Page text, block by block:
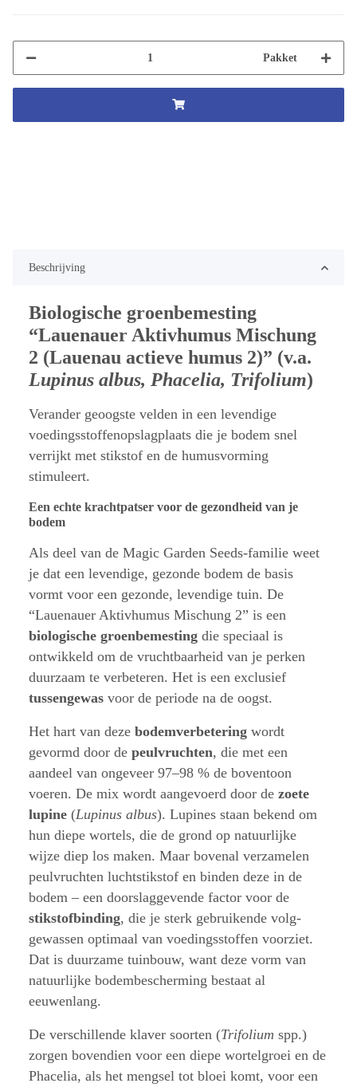
Pakket
Beschrijving
Biologische groenbemesting
“Lauenauer Aktivhumus Mischung
2 (Lauenau actieve humus 2)” (v.a.
Lupinus albus, Phacelia, Trifolium)
Verander geoogste velden in een levendige
voedingsstoffenopslagplaats die je bodem snel
verrijkt met stikstof en de humusvorming
stimuleert.
Een echte krachtpatser voor de gezondheid van je
bodem
Als deel van de Magic Garden Seeds-familie weet
je dat een levendige, gezonde bodem de basis
vormt voor een gezonde, levendige tuin. De
“Lauenauer Aktivhumus Mischung 2” is een
biologische groenbemesting die speciaal is
ontwikkeld om de vruchtbaarheid van je perken
duurzaam te verbeteren. Het is een exclusief
tussengewas voor de periode na de oogst.
Het hart van deze bodemverbetering wordt
gevormd door de peulvruchten, die met een
aandeel van ongeveer 97–98 % de boventoon
voeren. De mix wordt aangevoerd door de zoete
lupine (Lupinus albus). Lupines staan bekend om
hun diepe wortels, die de grond op natuurlijke
wijze diep los maken. Maar bovenal verzamelen
peulvruchten luchtstikstof en binden deze in de
bodem – een doorslaggevende factor voor de
stikstofbinding, die je sterk gebruikende volg-
gewassen optimaal van voedingsstoffen voorziet.
Dat is duurzame tuinbouw, want deze vorm van
natuurlijke bodembescherming bestaat al
eeuwenlang.
De verschillende klaver soorten (Trifolium spp.)
zorgen bovendien voor een diepe wortelgroei en de
Phacelia, als het mengsel tot bloei komt, voor een